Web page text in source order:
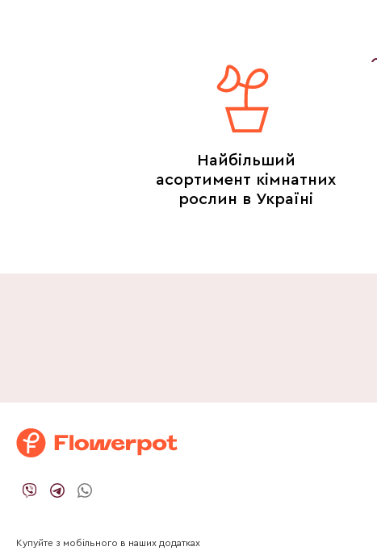
Найбільший
асортимент кімнатних
рослин в Україні
Купуйте з мобільного в наших додатках